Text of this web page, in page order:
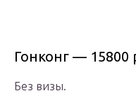
Гонконг — 15800
Без визы.